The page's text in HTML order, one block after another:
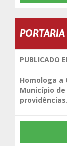
PUBLICADO
Homologa a
Município
providências.